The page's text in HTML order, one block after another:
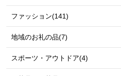
ファッション(141)
地域のお礼の品(7)
スポーツ・アウトドア(4)